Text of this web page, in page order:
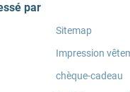
par
Sitemap
Impression
chèque-cadeau